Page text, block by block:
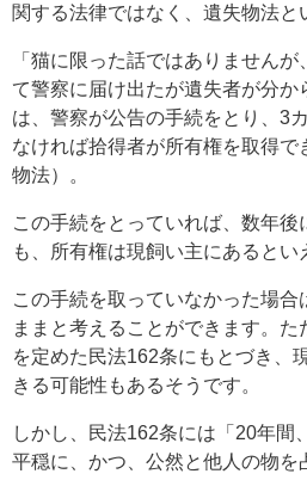
関する法律ではなく、遺失物法と
「猫に限った話ではありません
て警察に届け出たが遺失者が分か
は、警察が公告の手続をとり、3
なければ拾得者が所有権を取得
物法）。
この手続をとっていれば、数年後
も、所有権は現飼い主にあるとい
この手続を取っていなかった場
ままと考えることができます。
を定めた民法162条にもとづき、
きる可能性もあるそうです。
しかし、民法162条には「20年間
平穏に、かつ、公然と他人の物を